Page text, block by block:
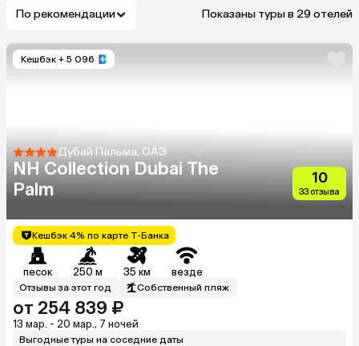
По рекомендации Показаны туры в 29 отелей
Кешбэк + 5 096
Дубай Пальма, ОАЭ
NH Collection Dubai The
Palm
10
33 отзыва
Кешбэк 4% по карте Т-Банка
песок 250 м 35 км везде
Отзывы за этот год Собственный пляж
от 254 839 ₽
13 мар. - 20 мар., 7 ночей
Выгодные туры на соседние даты